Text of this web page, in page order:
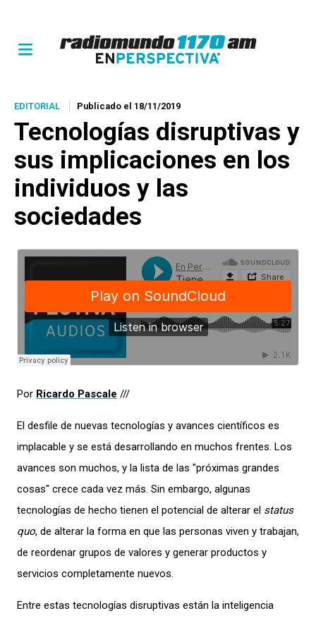
EDITORIAL Publicado el 18/11/2019
Tecnologías disruptivas y
sus implicaciones en los
individuos y las
sociedades
Por Ricardo Pascale ///
El desfile de nuevas tecnologías y avances científicos es
implacable y se está desarrollando en muchos frentes. Los
avances son muchos, y la lista de las "próximas grandes
cosas" crece cada vez más. Sin embargo, algunas
tecnologías de hecho tienen el potencial de alterar el status
quo, de alterar la forma en que las personas viven y trabajan,
de reordenar grupos de valores y generar productos y
servicios completamente nuevos.
Entre estas tecnologías disruptivas están la inteligencia